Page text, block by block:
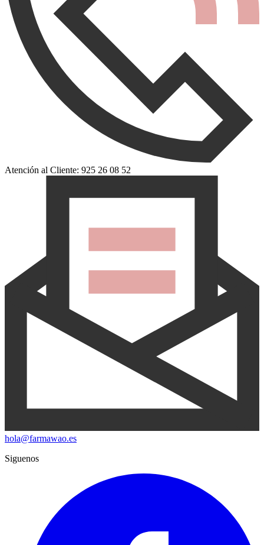
Atención al Cliente: 925 26 08 52
hola@farmawao.es
Siguenos